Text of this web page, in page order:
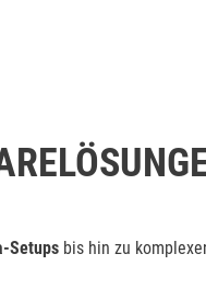
Setupsbis hin zu